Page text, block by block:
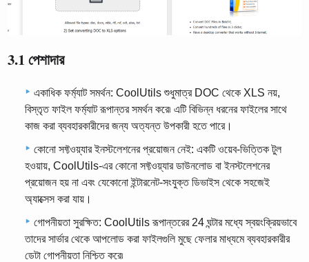
3.1 পেশাদার
একাধিক ফর্ম্যাট সমর্থন: CoolUtils শুধুমাত্র DOC থেকে XLS নয়,
বিস্তৃত ফাইল ফর্ম্যাট রূপান্তর সমর্থন করে৷ এটি বিভিন্ন ধরনের ফাইলের সাথে
কাজ করা ব্যবহারকারীদের জন্য অত্যন্ত উপকারী হতে পারে।
কোনো সফ্টওয়্যার ইনস্টলেশনের প্রয়োজন নেই: একটি ওয়েব-ভিত্তিক টুল
হওয়ায়, CoolUtils-এর কোনো সফ্টওয়্যার ডাউনলোড বা ইনস্টলেশনের
প্রয়োজন হয় না এবং যেকোনো ইন্টারনেট-সংযুক্ত ডিভাইস থেকে সহজেই
অ্যাক্সেস করা যায়।
গোপনীয়তা সুরক্ষিত: CoolUtils রূপান্তরের 24 ঘন্টার মধ্যে স্বয়ংক্রিয়ভাবে
তাদের সার্ভার থেকে আপলোড করা ফাইলগুলি মুছে ফেলার মাধ্যমে ব্যবহারকারীর
ডেটা গোপনীয়তা নিশ্চিত করে৷